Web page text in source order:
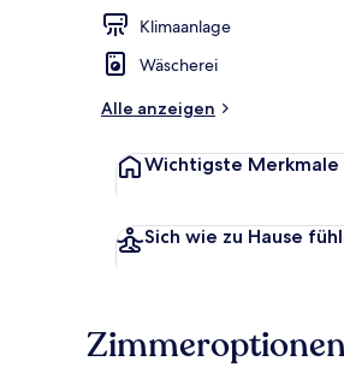
Klimaanlage
Wäscherei
Alle anzeigen
Wichtigste Merkmale
Sich wie zu Hause
Zimmeroptionen